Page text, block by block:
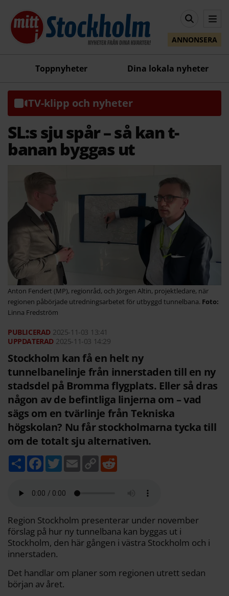
ANNONSERA
Toppnyheter Dina lokala nyheter
TV-klipp och nyheter
SL:s sju spår – så kan t-
banan byggas ut
Anton Fendert (MP), regionråd, och Jörgen Altin, projektledare, när
regionen påbörjade utredningsarbetet för utbyggd tunnelbana.
Linna Fredström
2025-11-03 13:41
2025-11-03 14:29
Stockholm kan få en helt ny
tunnelbanelinje från innerstaden till en ny
stadsdel på Bromma flygplats. Eller så dras
någon av de befintliga linjerna om – vad
sägs om en tvärlinje från Tekniska
högskolan? Nu får stockholmarna tycka till
om de totalt sju alternativen.
D
e
F
b
k
T
w
t
E
m
C
o
k
Region Stockholm presenterar under november
förslag på hur ny tunnelbana kan byggas ut i
Stockholm, den här gången i västra Stockholm och i
innerstaden.
Det handlar om planer som regionen utrett sedan
början av året.